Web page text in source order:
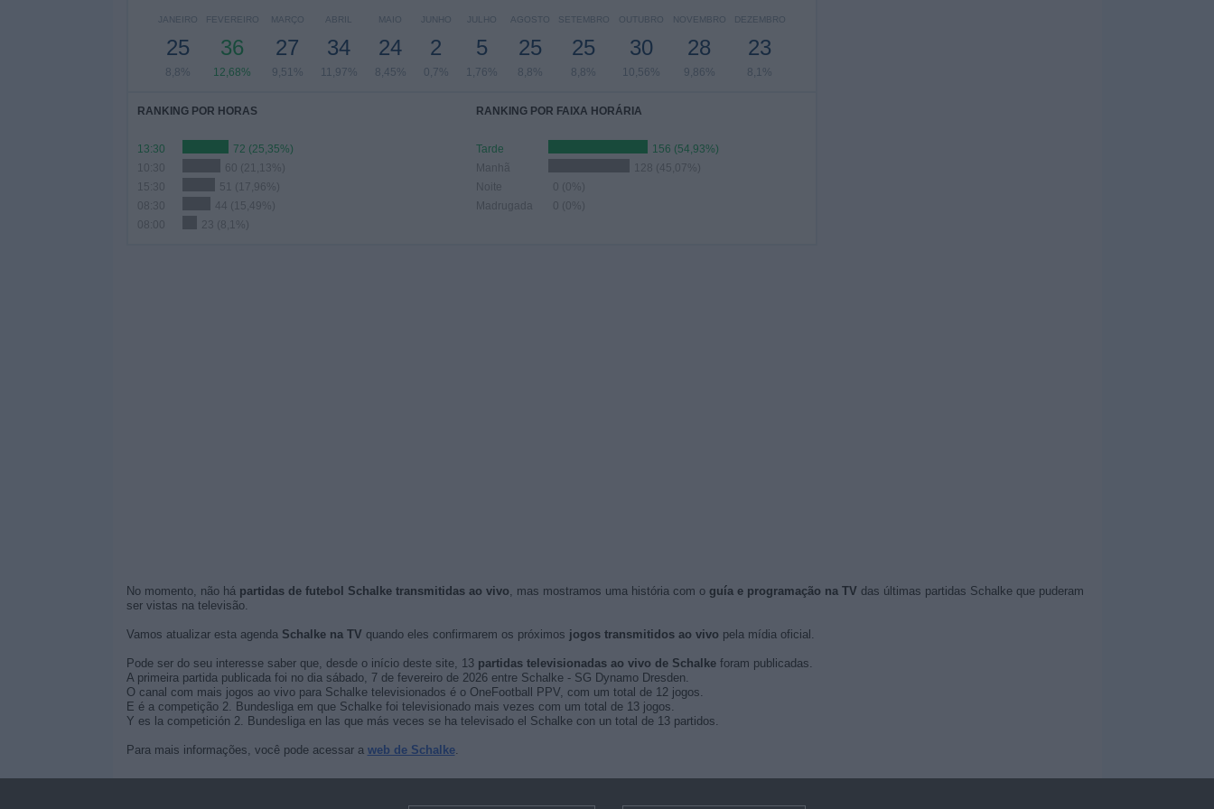
JANEIRO
25
8,8%
FEVEREIRO
36
12,68%
MARÇO
27
9,51%
ABRIL
34
11,97%
MAIO
24
8,45%
JUNHO
2
0,7%
JULHO
5
1,76%
AGOSTO
25
8,8%
SETEMBRO
25
8,8%
OUTUBRO
30
10,56%
NOVEMBRO
28
9,86%
DEZEMBRO
23
8,1%
RANKING POR HORAS
13:30
72 (25,35%)
10:30
60 (21,13%)
15:30
51 (17,96%)
08:30
44 (15,49%)
08:00
23 (8,1%)
RANKING POR FAIXA HORÁRIA
Tarde
156 (54,93%)
Manhã
128 (45,07%)
Noite
0 (0%)
Madrugada
0 (0%)
No momento, não há partidas de futebol Schalke transmitidas ao vivo, mas mostramos uma história com o guía e programação na TV das últimas partidas Schalke que puderam
ser vistas na televisão.
Vamos atualizar esta agenda Schalke na TV quando eles confirmarem os próximos jogos transmitidos ao vivo pela mídia oficial.
Pode ser do seu interesse saber que, desde o início deste site, 13 partidas televisionadas ao vivo de Schalkeforam publicadas.
A primeira partida publicada foi no dia sábado, 7 de fevereiro de 2026 entre Schalke - SG Dynamo Dresden.
O canal com mais jogos ao vivo para Schalke televisionados é o OneFootball PPV, com um total de 12 jogos.
E é a competição 2. Bundesliga em que Schalke foi televisionado mais vezes com um total de 13 jogos.
Y es la competición 2. Bundesliga en las que más veces se ha televisado el Schalke con un total de 13 partidos.
Para mais informações, você pode acessar a web de Schalke.